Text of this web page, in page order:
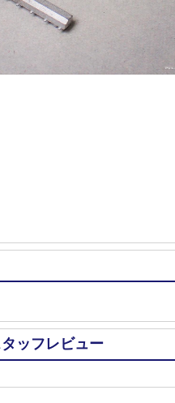
タッフレビュー